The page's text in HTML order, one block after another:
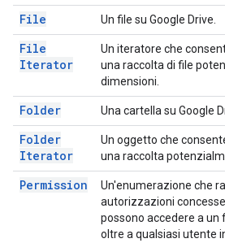
File Un file su Google Drive.
File
Iterator
Un iteratore che
una raccolta di file
dimensioni.
Folder Una cartella su Google
Folder
Iterator
Un oggetto che
una raccolta
Permission
Un'enumerazione che
autorizzazioni
possono accedere a un
oltre a qualsiasi utente